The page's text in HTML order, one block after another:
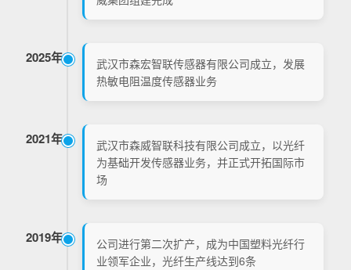
2025年
武汉市森宏智联传感器有限公司成立，发展
热敏电阻温度传感器业务
2021年
武汉市森威智联科技有限公司成立，以光纤
为基础开发传感器业务，并正式开拓国际市
场
2019年
公司进行第二次扩产，成为中国塑料光纤行
业领军企业，光纤生产线达到6条